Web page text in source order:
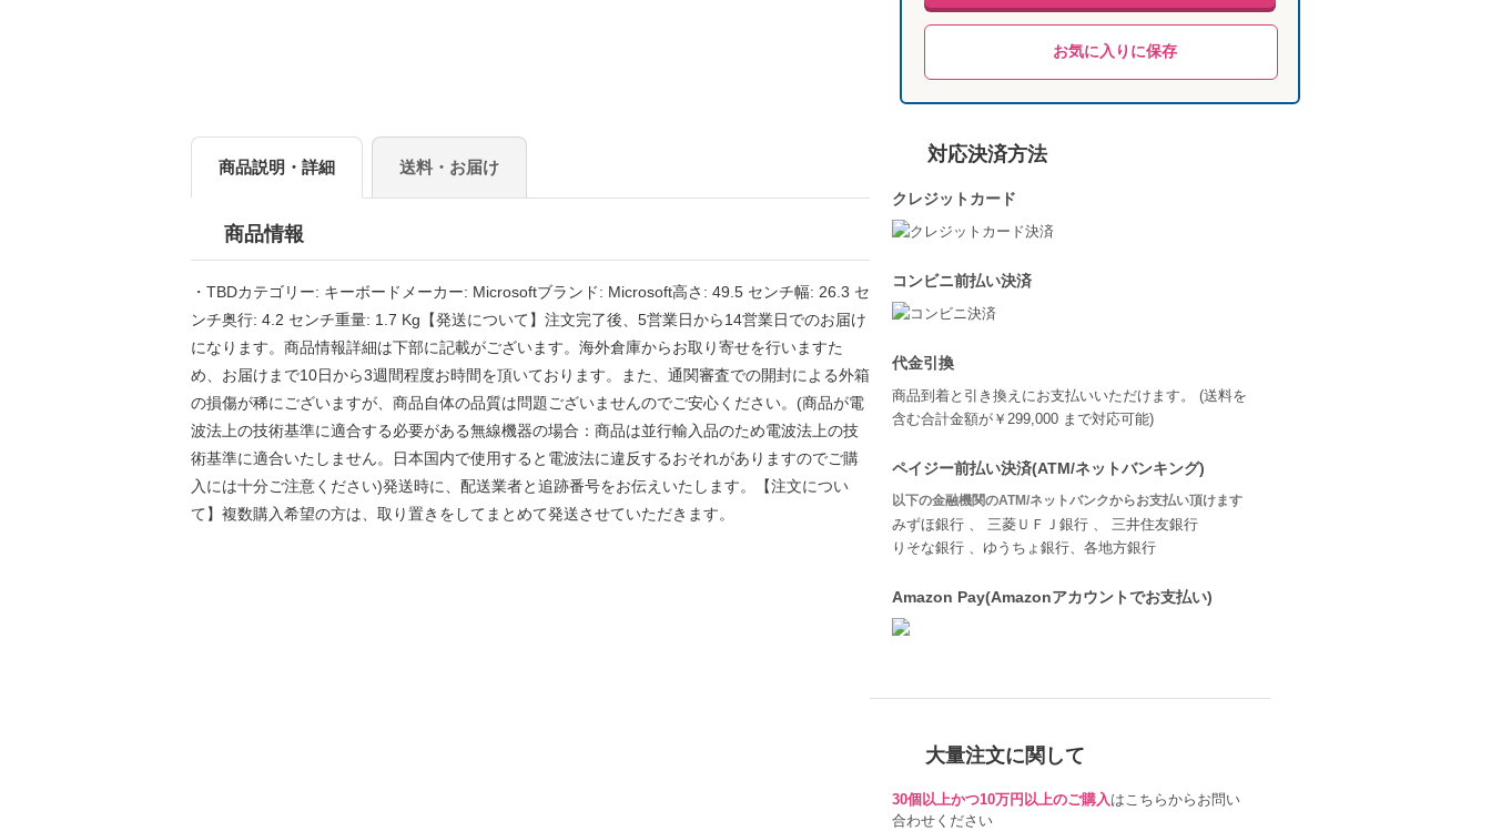
商品説明・詳細 送料・お届け
商品情報
・TBDカテゴリー: キーボードメーカー: Microsoftブランド: Microsoft高さ: 49.5 センチ幅: 26.3 セ
ンチ奥行: 4.2 センチ重量: 1.7 Kg【発送について】注文完了後、5営業日から14営業日でのお届け
になります。商品情報詳細は下部に記載がございます。海外倉庫からお取り寄せを行いますた
め、お届けまで10日から3週間程度お時間を頂いております。また、通関審査での開封による外箱
の損傷が稀にございますが、商品自体の品質は問題ございませんのでご安心ください。(商品が電
波法上の技術基準に適合する必要がある無線機器の場合：商品は並行輸入品のため電波法上の技
術基準に適合いたしません。日本国内で使用すると電波法に違反するおそれがありますのでご購
入には十分ご注意ください)発送時に、配送業者と追跡番号をお伝えいたします。【注文につい
て】複数購入希望の方は、取り置きをしてまとめて発送させていただきます。
お気に入りに保存
対応決済方法
クレジットカード
コンビニ前払い決済
代金引換
商品到着と引き換えにお支払いいただけます。 (送料を
含む合計金額が￥299,000 まで対応可能)
ペイジー前払い決済(ATM/ネットバンキング)
以下の金融機関のATM/ネットバンクからお支払い頂けます
みずほ銀行 、 三菱ＵＦＪ銀行 、 三井住友銀行
りそな銀行 、ゆうちょ銀行、各地方銀行
Amazon Pay(Amazonアカウントでお支払い)
大量注文に関して
30個以上かつ10万円以上のご購入はこちらからお問い
合わせください